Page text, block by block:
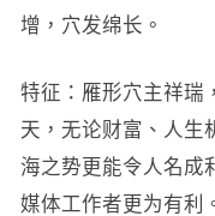
增，穴发绵长。
特征：雁形穴主祥瑞
天，无论财富、人生
海之势更能令人名成
媒体工作者更为有利